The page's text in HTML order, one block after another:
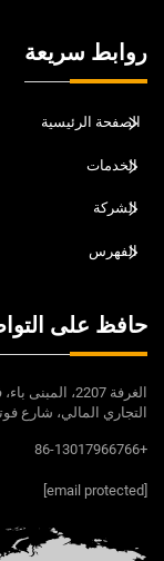
روابط سريعة
الصفحة الرئيسية
الخدمات
الشركة
الفهرس
حافظ على
التجاري المالي، شارع
+86-13017966766